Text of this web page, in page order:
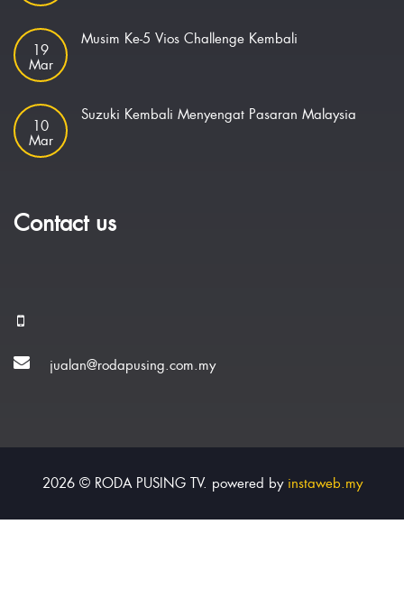
19
Mar
Musim Ke-5 Vios Challenge Kembali
10
Mar
Suzuki Kembali Menyengat Pasaran Malaysia
Contact us
jualan@rodapusing.com.my
2026 © RODA PUSING TV. powered by instaweb.my